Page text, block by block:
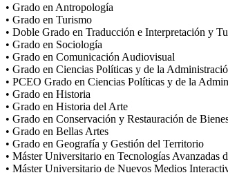
• Grado en Antropología
• Grado en Turismo
• Doble Grado en Traducción e Interpretación y
• Grado en Sociología
• Grado en Comunicación Audiovisual
• Grado en Ciencias Políticas y de la
• PCEO Grado en Ciencias Políticas y de la
• Grado en Historia
• Grado en Historia del Arte
• Grado en Conservación y Restauración de
• Grado en Bellas Artes
• Grado en Geografía y Gestión del Territorio
• Máster Universitario en Tecnologías Avanzadas
• Máster Universitario de Nuevos Medios